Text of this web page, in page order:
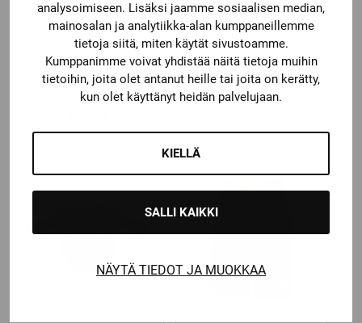
analysoimiseen. Lisäksi jaamme sosiaalisen median,
mainosalan ja analytiikka-alan kumppaneillemme
tietoja siitä, miten käytät sivustoamme.
Kumppanimme voivat yhdistää näitä tietoja muihin
tietoihin, joita olet antanut heille tai joita on kerätty,
kun olet käyttänyt heidän palvelujaan.
KIELLÄ
SALLI KAIKKI
NÄYTÄ TIEDOT JA MUOKKAA
Bauer
BAUER PUKUPUSSI
Katso kaikki vaihtoehdot
Bauer
BAUER KYPÄRÄPUSSI